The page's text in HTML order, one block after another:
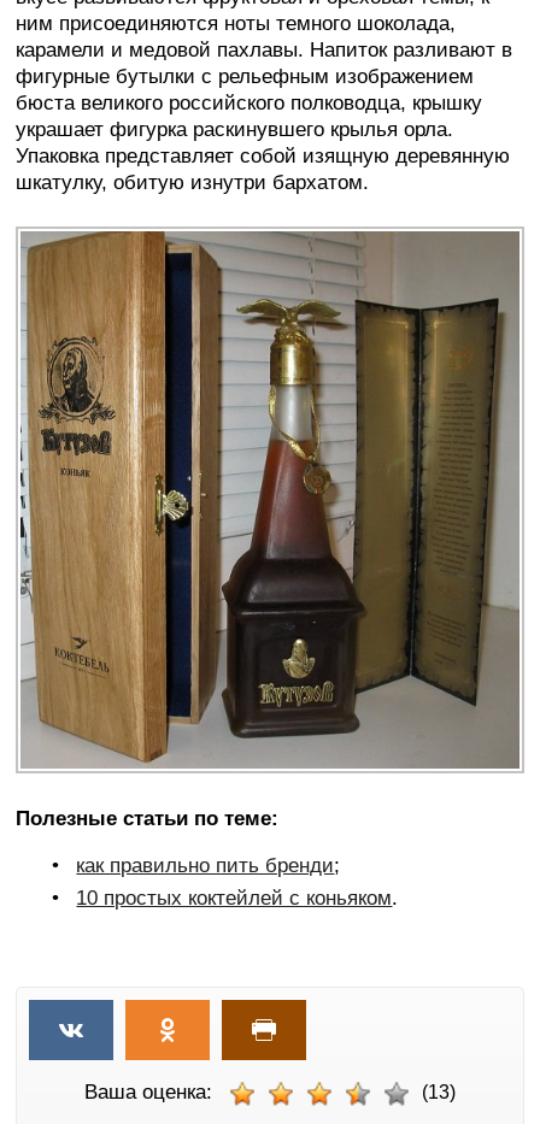
ним присоединяются ноты темного шоколада,
карамели и медовой пахлавы. Напиток разливают в
фигурные бутылки с рельефным изображением
бюста великого российского полководца, крышку
украшает фигурка раскинувшего крылья орла.
Упаковка представляет собой изящную деревянную
шкатулку, обитую изнутри бархатом.
Полезные статьи по теме:
как правильно пить бренди;
10 простых коктейлей с коньяком.
Ваша оценка: (13)